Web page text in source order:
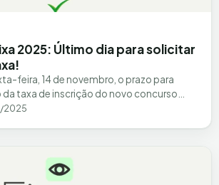
2025: Último dia para solicitar
feira, 14 de novembro, o prazo para
taxa de inscrição do novo concurso
2025